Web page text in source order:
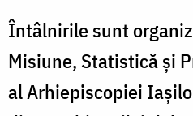
Întâlnirile sunt
Misiune, Statistică și
al Arhiepiscopiei